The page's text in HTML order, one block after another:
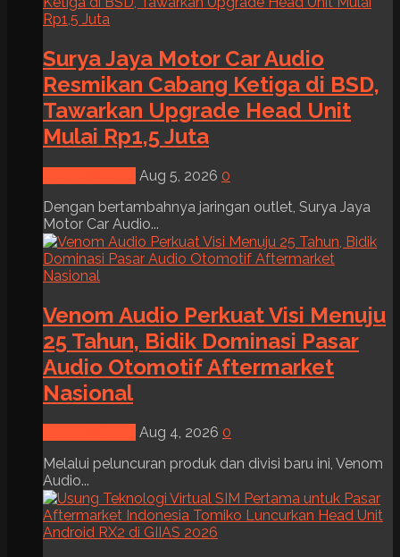
Surya Jaya Motor Car Audio
Resmikan Cabang Ketiga di BSD,
Tawarkan Upgrade Head Unit
Mulai Rp1,5 Juta
Aug 5, 2026 0
Dengan bertambahnya jaringan outlet, Surya Jaya
Motor Car Audio...
Venom Audio Perkuat Visi Menuju
25 Tahun, Bidik Dominasi Pasar
Audio Otomotif Aftermarket
Nasional
Aug 4, 2026 0
Melalui peluncuran produk dan divisi baru ini, Venom
Audio...